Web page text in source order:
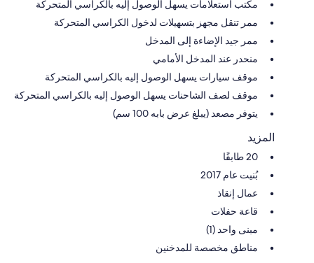
مكتب استعلامات يسهل الوصول إليه بالكراسي المتحركة
ممر تنقل مجهز بتسهيلات لدخول الكراسي المتحركة
ممر جيد الإضاءة إلى المدخل
منحدر عند المدخل الأمامي
موقف سيارات يسهل الوصول إليه بالكراسي المتحركة
موقف لصف الشاحنات يسهل الوصول إليه بالكراسي المتحركة
يتوفر مصعد (يبلغ عرض بابه 100 سم)
المزيد
20 طابقًا
بُنيت عام 2017
عمال إنقاذ
قاعة حفلات
مبنى واحد (1)
مناطق مخصصة للمدخنين